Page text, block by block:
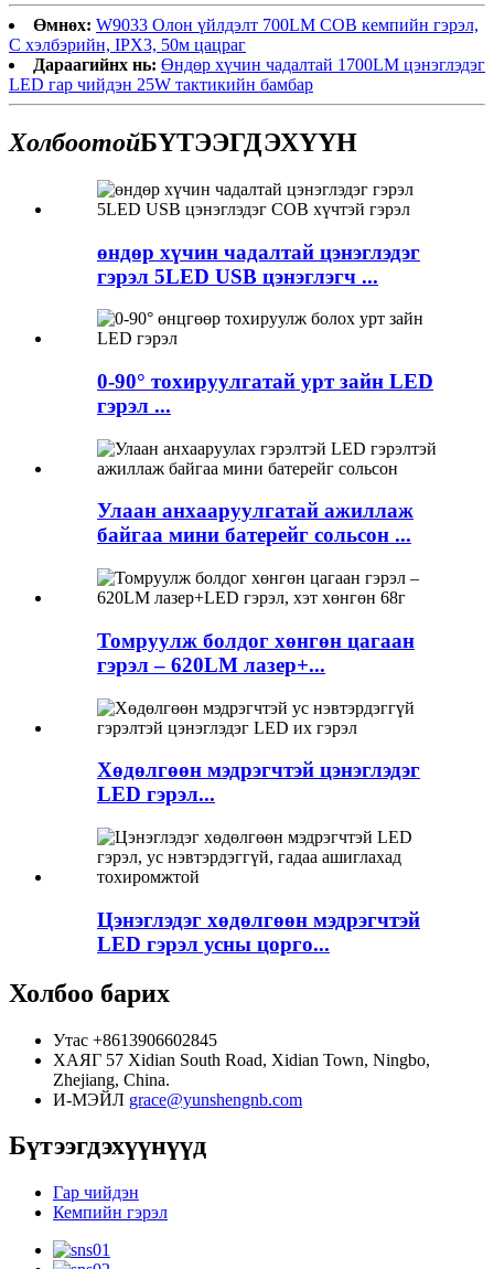
Өмнөх: W9033 Олон үйлдэлт 700LM COB кемпийн гэрэл,
C хэлбэрийн, IPX3, 50м цацраг
Дараагийнх нь: Өндөр хүчин чадалтай 1700LM цэнэглэдэг
LED гар чийдэн 25W тактикийн бамбар
ХолбоотойБҮТЭЭГДЭХҮҮН
өндөр хүчин чадалтай цэнэглэдэг
гэрэл 5LED USB цэнэглэгч ...
0-90° тохируулгатай урт зайн LED
гэрэл ...
Улаан анхааруулгатай ажиллаж
байгаа мини батерейг сольсон ...
Томруулж болдог хөнгөн цагаан
гэрэл – 620LM лазер+...
Хөдөлгөөн мэдрэгчтэй цэнэглэдэг
LED гэрэл...
Цэнэглэдэг хөдөлгөөн мэдрэгчтэй
LED гэрэл усны цорго...
Холбоо барих
Утас +8613906602845
ХАЯГ 57 Xidian South Road, Xidian Town, Ningbo,
Zhejiang, China.
И-МЭЙЛ grace@yunshengnb.com
Бүтээгдэхүүнүүд
Гар чийдэн
Кемпийн гэрэл